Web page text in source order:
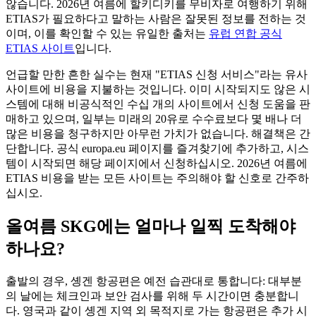
않습니다. 2026년 여름에 할키디키를 무비자로 여행하기 위해
ETIAS가 필요하다고 말하는 사람은 잘못된 정보를 전하는 것
이며, 이를 확인할 수 있는 유일한 출처는 유럽 연합 공식
ETIAS 사이트입니다.
언급할 만한 흔한 실수는 현재 "ETIAS 신청 서비스"라는 유사
사이트에 비용을 지불하는 것입니다. 이미 시작되지도 않은 시
스템에 대해 비공식적인 수십 개의 사이트에서 신청 도움을 판
매하고 있으며, 일부는 미래의 20유로 수수료보다 몇 배나 더
많은 비용을 청구하지만 아무런 가치가 없습니다. 해결책은 간
단합니다. 공식 europa.eu 페이지를 즐겨찾기에 추가하고, 시스
템이 시작되면 해당 페이지에서 신청하십시오. 2026년 여름에
ETIAS 비용을 받는 모든 사이트는 주의해야 할 신호로 간주하
십시오.
올여름 SKG에는 얼마나 일찍 도착해야
하나요?
출발의 경우, 솅겐 항공편은 예전 습관대로 통합니다: 대부분
의 날에는 체크인과 보안 검사를 위해 두 시간이면 충분합니
다. 영국과 같이 솅겐 지역 외 목적지로 가는 항공편은 추가 시